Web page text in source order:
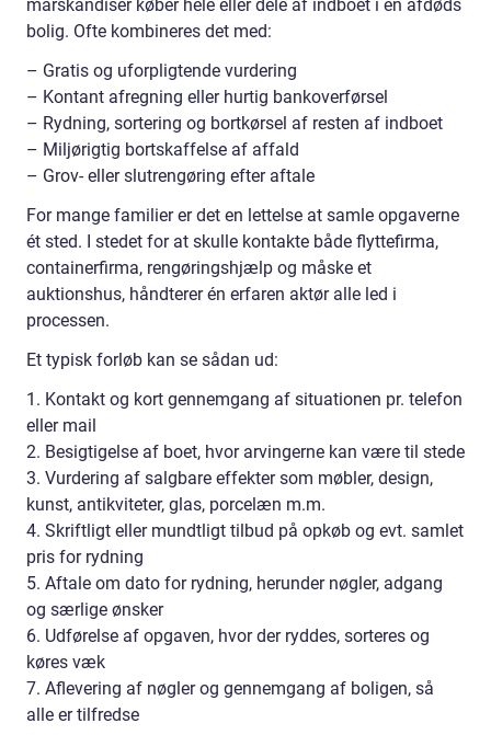
marskandiser køber hele eller dele af indboet i en afdøds
bolig. Ofte kombineres det med:
– Gratis og uforpligtende vurdering
– Kontant afregning eller hurtig bankoverførsel
– Rydning, sortering og bortkørsel af resten af indboet
– Miljørigtig bortskaffelse af affald
– Grov- eller slutrengøring efter aftale
For mange familier er det en lettelse at samle opgaverne
ét sted. I stedet for at skulle kontakte både flyttefirma,
containerfirma, rengøringshjælp og måske et
auktionshus, håndterer én erfaren aktør alle led i
processen.
Et typisk forløb kan se sådan ud:
1. Kontakt og kort gennemgang af situationen pr. telefon
eller mail
2. Besigtigelse af boet, hvor arvingerne kan være til stede
3. Vurdering af salgbare effekter som møbler, design,
kunst, antikviteter, glas, porcelæn m.m.
4. Skriftligt eller mundtligt tilbud på opkøb og evt. samlet
pris for rydning
5. Aftale om dato for rydning, herunder nøgler, adgang
og særlige ønsker
6. Udførelse af opgaven, hvor der ryddes, sorteres og
køres væk
7. Aflevering af nøgler og gennemgang af boligen, så
alle er tilfredse